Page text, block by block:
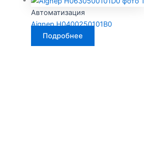
Автоматизация
Aignep H0400250101B0
Подробнее